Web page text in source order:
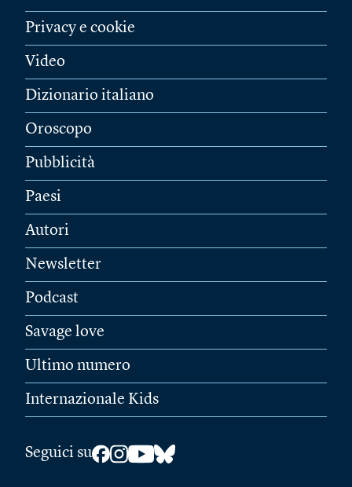
Privacy e cookie
Video
Dizionario italiano
Oroscopo
Pubblicità
Paesi
Autori
Newsletter
Podcast
Savage love
Ultimo numero
Internazionale Kids
Seguici su